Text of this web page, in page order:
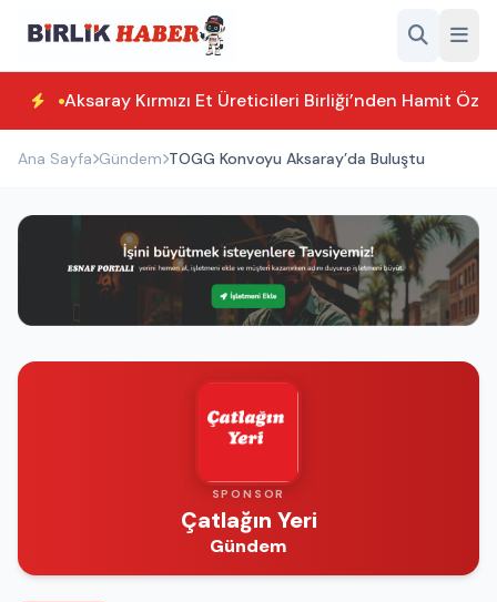
Aksaray Kırmızı Et Üreticileri Birliği’nden Hamit
Ana Sayfa Gündem TOGG Konvoyu Aksaray’da Buluştu
SPONSOR
Çatlağın Yeri
Gündem